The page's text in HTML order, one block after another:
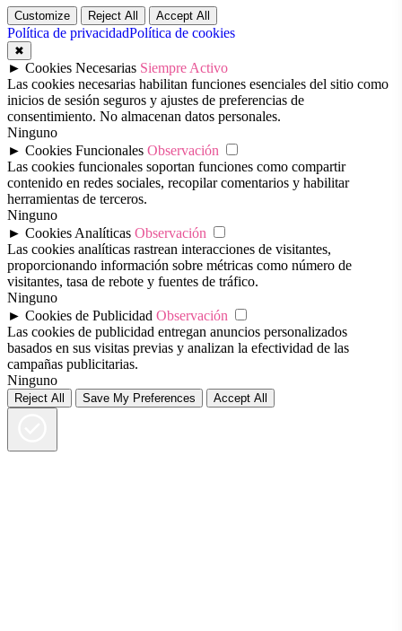
Customize Reject All Accept All
Política de privacidadPolítica de cookies
✖
► Cookies Necesarias Siempre Activo
Las cookies necesarias habilitan funciones esenciales del sitio como
inicios de sesión seguros y ajustes de preferencias de
consentimiento. No almacenan datos personales.
Ninguno
► Cookies Funcionales Observación
Las cookies funcionales soportan funciones como compartir
contenido en redes sociales, recopilar comentarios y habilitar
herramientas de terceros.
Ninguno
► Cookies Analíticas Observación
Las cookies analíticas rastrean interacciones de visitantes,
proporcionando información sobre métricas como número de
visitantes, tasa de rebote y fuentes de tráfico.
Ninguno
► Cookies de Publicidad Observación
Las cookies de publicidad entregan anuncios personalizados
basados en sus visitas previas y analizan la efectividad de las
campañas publicitarias.
Ninguno
Reject All Save My Preferences Accept All